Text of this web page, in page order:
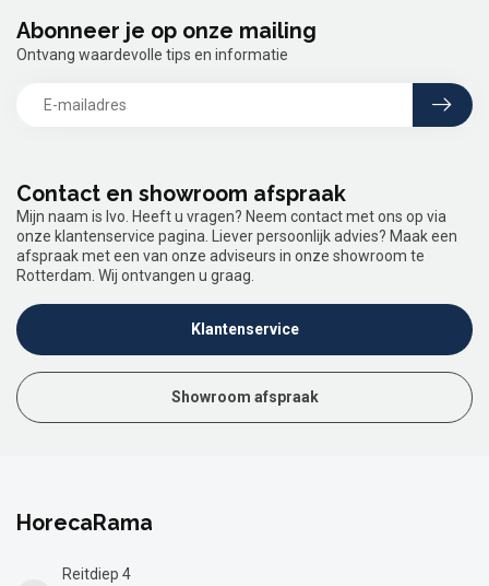
Contact en showroom afspraak
Mijn naam is Ivo. Heeft u vragen? Neem contact met ons op via
onze klantenservice pagina. Liever persoonlijk advies? Maak een
afspraak met een van onze adviseurs in onze showroom te
Rotterdam. Wij ontvangen u graag.
Klantenservice
Showroom afspraak
Abonneer je op onze mailing
Ontvang waardevolle tips en informatie
HorecaRama
Reitdiep 4